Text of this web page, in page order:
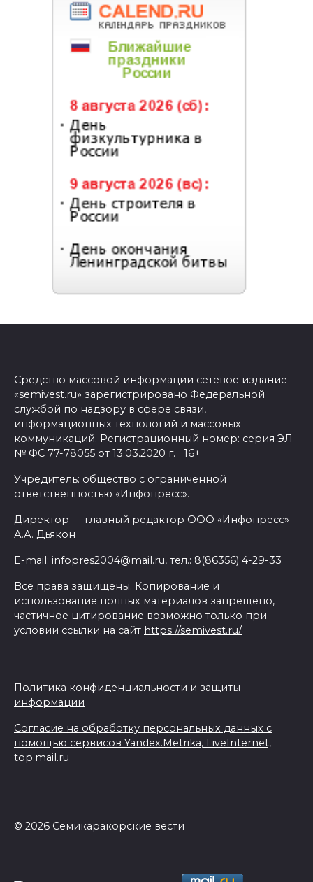
Средство массовой информации сетевое издание
«semivest.ru» зарегистрировано Федеральной
службой по надзору в сфере связи,
информационных технологий и массовых
коммуникаций. Регистрационный номер: серия ЭЛ
№ ФС 77-78055 от 13.03.2020 г. 16+
Учредитель: общество с ограниченной
ответственностью «Инфопресс».
Директор — главный редактор ООО «Инфопресс»
А.А. Дьякон
E-mail: infopres2004@mail.ru, тел.: 8(86356) 4-29-33
Все права защищены. Копирование и
использование полных материалов запрещено,
частичное цитирование возможно только при
условии ссылки на сайт https://semivest.ru/
Политика конфиденциальности и защиты
информации
Согласие на обработку персональных данных с
помощью сервисов Yandex.Metrika, LiveInternet,
top.mail.ru
© 2026 Семикаракорские вести